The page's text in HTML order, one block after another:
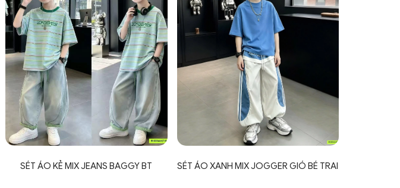
SÉT ÁO KẺ MIX JEANS BAGGY BT SÉT ÁO XANH MIX JOGGER GIÓ BÉ TRAI